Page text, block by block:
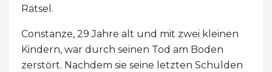
Rätsel.
Constanze, 29 Jahre alt und mit zwei kleinen
Kindern, war durch seinen Tod am Boden
zerstört. Nachdem sie seine letzten Schulden